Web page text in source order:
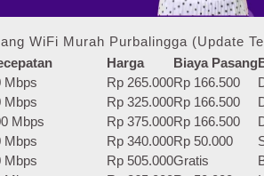
WiFi Murah Purbalingga (Update
Harga Biaya Pasang
Mbps Rp 265.000Rp 166.500
Mbps Rp 325.000Rp 166.500
Mbps Rp 375.000Rp 166.500
Mbps Rp 340.000Rp 50.000
Mbps Rp 505.000Gratis